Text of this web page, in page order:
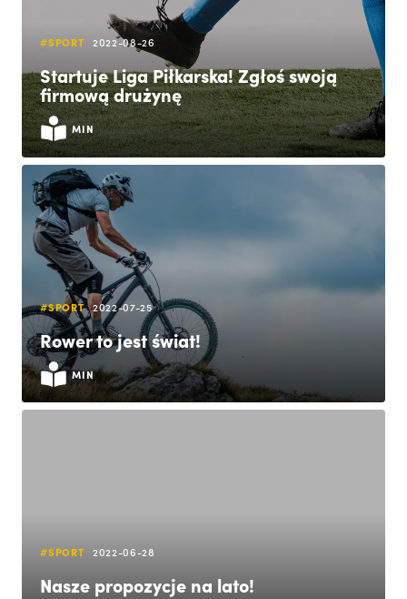
#SPORT 2022-08-26
Startuje Liga Piłkarska! Zgłoś swoją
firmową drużynę
MIN
#SPORT 2022-07-25
Rower to jest świat!
MIN
#SPORT 2022-06-28
Nasze propozycje na lato!